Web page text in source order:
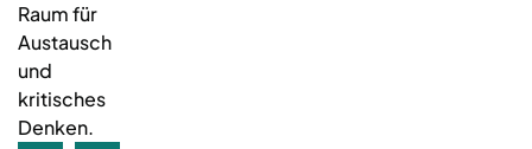
Raum für
Austausch
und
kritisches
Denken.